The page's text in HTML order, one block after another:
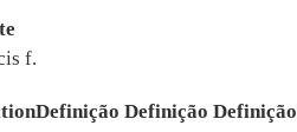
f.
Definição Definição